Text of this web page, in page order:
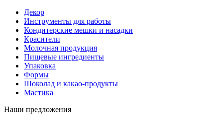
Декор
Инструменты для работы
Кондитерские мешки и насадки
Красители
Молочная продукция
Пищевые ингредиенты
Упаковка
Формы
Шоколад и какао-продукты
Мастика
Наши предложения